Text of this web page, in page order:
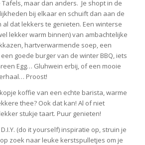
maar dan anders. Je shopt in de
bij elkaar en schuift dan aan de
al dat lekkers te genieten. Een winterse
lekker warm binnen) van ambachtelijke
hartverwarmende soep, een
goede burger van de winter BBQ, iets
Egg… Gluhwein erbij, of een mooie
Proost!
koffie van een echte barista, warme
thee? Ook dat kan! Al of niet
stukje taart. Puur genieten!
(do it yourself) inspiratie op, struin je
zoek naar leuke kerstspulletjes om je